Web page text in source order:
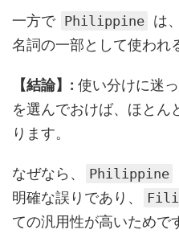
一方で Philippine は
名詞の一部として使われ
【結論】: 使い分けに迷
を選んでおけば、ほとん
ります。
なぜなら、 Philippine
明確な誤りであり、
ての汎用性が高いためで